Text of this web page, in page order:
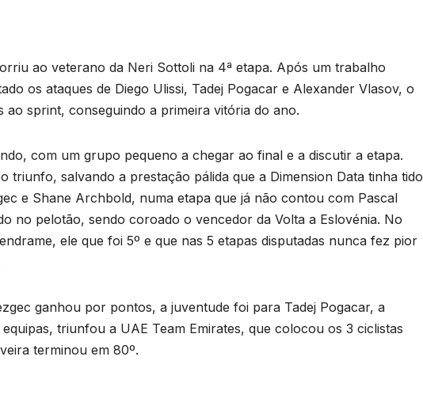
ao veterano da Neri Sottoli na 4ª etapa. Após um trabalho
os ataques de Diego Ulissi, Tadej Pogacar e Alexander Vlasov, o
sprint, conseguindo a primeira vitória do ano.
com um grupo pequeno a chegar ao final e a discutir a etapa.
triunfo, salvando a prestação pálida que a Dimension Data tinha tido
e Shane Archbold, numa etapa que já não contou com Pascal
no pelotão, sendo coroado o vencedor da Volta a Eslovénia. No
ele que foi 5º e que nas 5 etapas disputadas nunca fez pior
ganhou por pontos, a juventude foi para Tadej Pogacar, a
triunfou a UAE Team Emirates, que colocou os 3 ciclistas
terminou em 80º.